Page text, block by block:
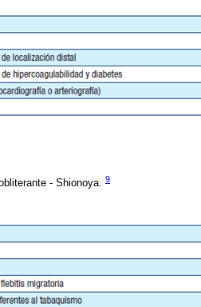
- Shionoya. 9